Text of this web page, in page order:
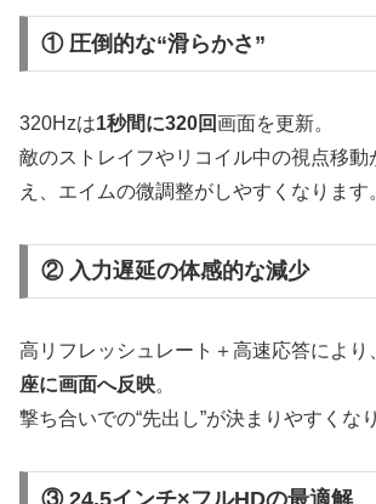
① 圧倒的な“滑らかさ”
320Hzは1秒間に320回画面を更新。
敵のストレイフやリコイル中の視点移動
え、エイムの微調整がしやすくなります
② 入力遅延の体感的な減少
高リフレッシュレート＋高速応答により
座に画面へ反映。
撃ち合いでの“先出し”が決まりやすくな
③ 24.5インチ×フルHDの最適解